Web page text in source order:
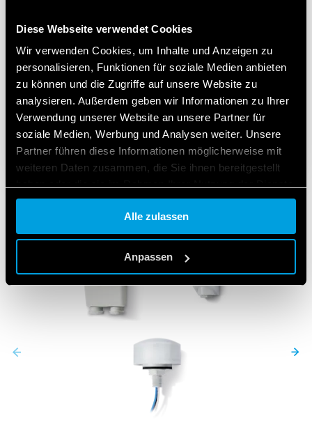
Diese Webseite verwendet Cookies
Wir verwenden Cookies, um Inhalte und Anzeigen zu
personalisieren, Funktionen für soziale Medien anbieten
zu können und die Zugriffe auf unsere Website zu
analysieren. Außerdem geben wir Informationen zu Ihrer
Verwendung unserer Website an unsere Partner für
soziale Medien, Werbung und Analysen weiter. Unsere
Partner führen diese Informationen möglicherweise mit
weiteren Daten zusammen, die Sie ihnen bereitgestellt
gesammelt haben.
Cookie policy.
Alle zulassen
Anpassen
und maximale betriebliche Effizienz.
HIER KLICKEN, UM DIE PRODUKTE ZU
ENTDECKEN